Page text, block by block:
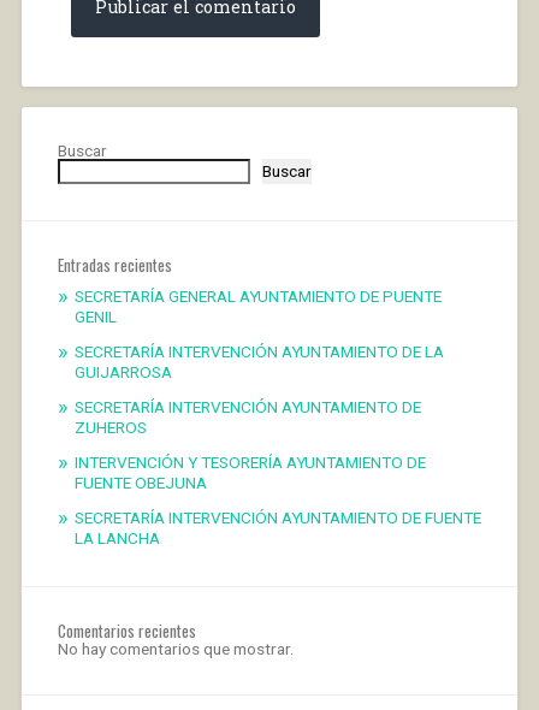
Buscar
Buscar
Entradas recientes
SECRETARÍA GENERAL AYUNTAMIENTO DE PUENTE
GENIL
SECRETARÍA INTERVENCIÓN AYUNTAMIENTO DE LA
GUIJARROSA
SECRETARÍA INTERVENCIÓN AYUNTAMIENTO DE
ZUHEROS
INTERVENCIÓN Y TESORERÍA AYUNTAMIENTO DE
FUENTE OBEJUNA
SECRETARÍA INTERVENCIÓN AYUNTAMIENTO DE FUENTE
LA LANCHA
Comentarios recientes
No hay comentarios que mostrar.